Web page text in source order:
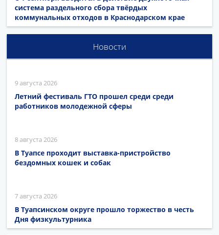
система раздельного сбора твёрдых
коммунальных отходов в Краснодарском крае
Новости
9 августа 2026
Летний фестиваль ГТО прошел среди среди
работников молодежной сферы
8 августа 2026
В Туапсе проходит выставка-пристройство
бездомных кошек и собак
7 августа 2026
В Туапсинском округе прошло торжество в честь
Дня физкультурника